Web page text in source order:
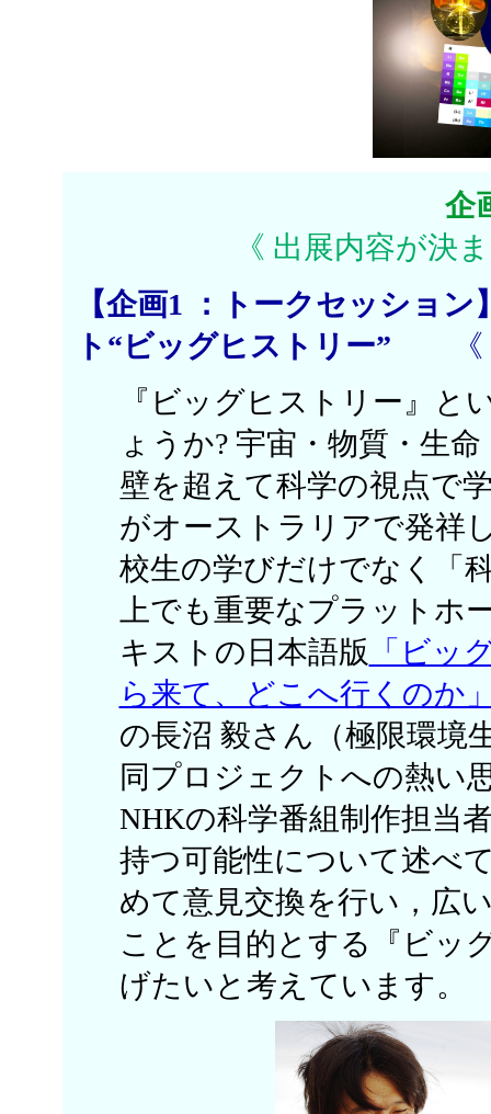
企
《 出展内容が決
【企画1 ：トークセッショ
ト“ビッグヒストリー” 《
『ビッグヒストリー』と
ょうか? 宇宙・物質・生
壁を超えて科学の視点で
がオーストラリアで発祥
校生の学びだけでなく「
上でも重要なプラットホ
キストの日本語版 「ビッ
ら来て、どこへ行くのか
の長沼 毅さん（極限環境
同プロジェクトへの熱い
NHKの科学番組制作担当
持つ可能性について述べ
めて意見交換を行い，広
ことを目的とする『ビッ
げたいと考えています。